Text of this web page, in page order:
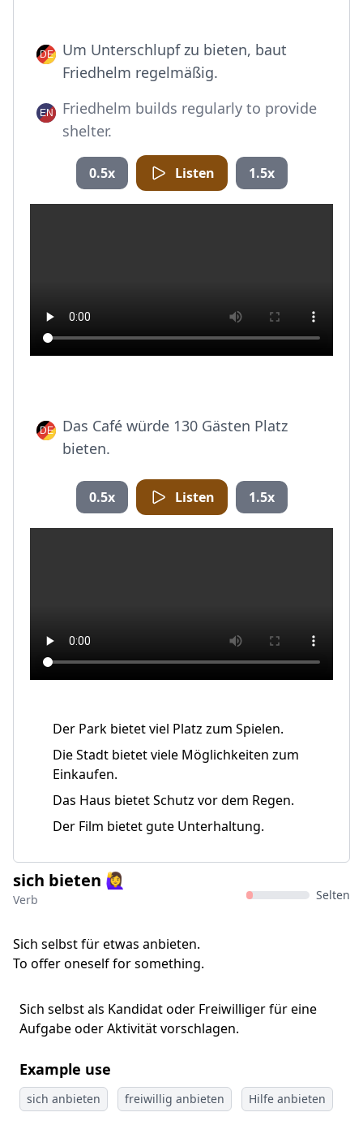
Um Unterschlupf zu bieten, baut
Friedhelm regelmäßig.
Friedhelm builds regularly to provide
shelter.
0.5x Listen 1.5x
Das Café würde 130 Gästen Platz
bieten.
0.5x Listen 1.5x
Der Park bietet viel Platz zum Spielen.
Die Stadt bietet viele Möglichkeiten zum
Einkaufen.
Das Haus bietet Schutz vor dem Regen.
Der Film bietet gute Unterhaltung.
sich bieten 🙋‍♀
Verb Selten
Sich selbst für etwas anbieten.
To offer oneself for something.
Sich selbst als Kandidat oder Freiwilliger für eine
Aufgabe oder Aktivität vorschlagen.
Example use
sich anbieten freiwillig anbieten Hilfe anbieten